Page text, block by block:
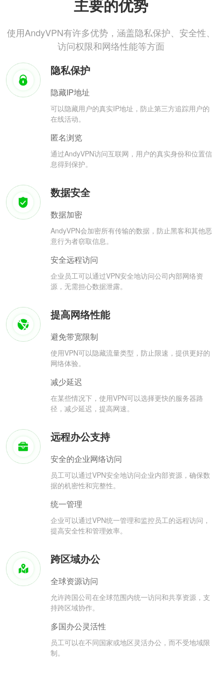
主要的优势
使用AndyVPN有许多优势，涵盖隐私保护、安全性、
访问权限和网络性能等方面
隐私保护
隐藏IP地址
可以隐藏用户的真实IP地址，防止第三方追踪用户的
在线活动。
匿名浏览
通过AndyVPN访问互联网，用户的真实身份和位置信
息得到保护。
数据安全
数据加密
AndyVPN会加密所有传输的数据，防止黑客和其他恶
意行为者窃取信息。
安全远程访问
企业员工可以通过VPN安全地访问公司内部网络资
源，无需担心数据泄露。
提高网络性能
避免带宽限制
使用VPN可以隐藏流量类型，防止限速，提供更好的
网络体验。
减少延迟
在某些情况下，使用VPN可以选择更快的服务器路
径，减少延迟，提高网速。
远程办公支持
安全的企业网络访问
员工可以通过VPN安全地访问企业内部资源，确保数
据的机密性和完整性。
统一管理
企业可以通过VPN统一管理和监控员工的远程访问，
提高安全性和管理效率。
跨区域办公
全球资源访问
允许跨国公司在全球范围内统一访问和共享资源，支
持跨区域协作。
多国办公灵活性
员工可以在不同国家或地区灵活办公，而不受地域限
制。